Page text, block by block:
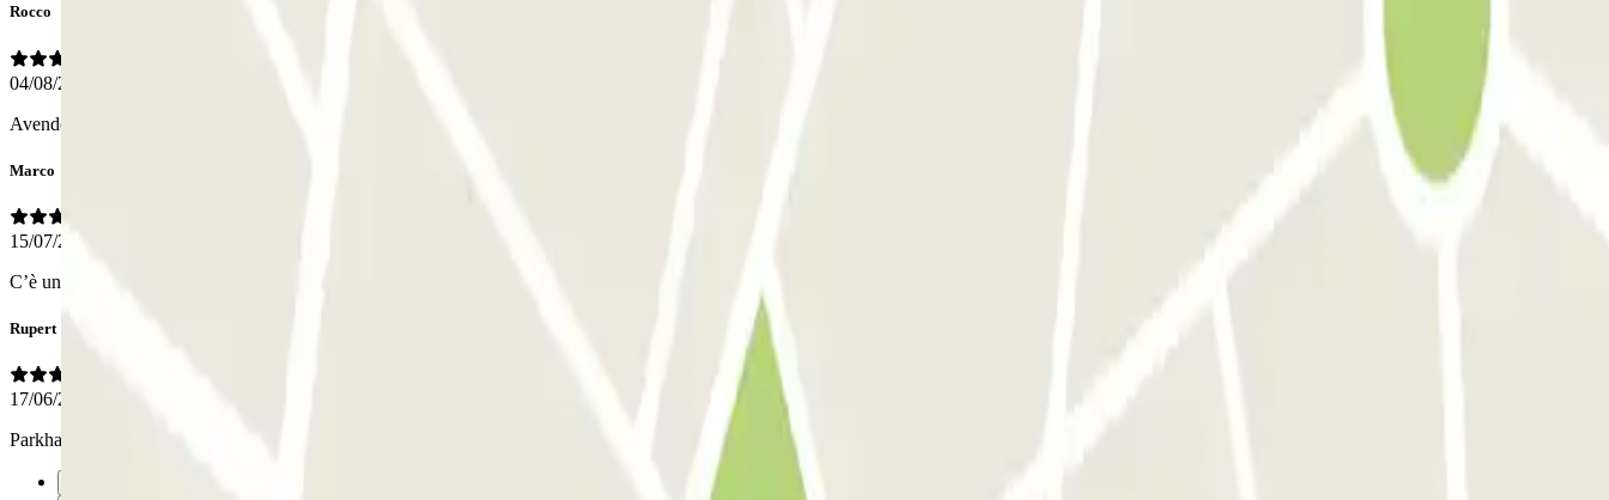
Rocco
04/08/2025
Avendo già pagato on Line, non avrei dovuto ritirare lo scontrino all’entrata e poi all’uscita dover dimostrare che avevo già pagato, senza l’aiuto di un gentile assistente non ci sarei riuscito.
Marco
15/07/2025
C’è un parcheggio vicino che porta il nome di Porta Capuna, il che confonde visto che la vostra entrata dice “Piazza San Francesco”. Inizialmente ero finito nel parcheggio sbagliato
Rupert
17/06/2025
Parkhaus ist als „San Francesco“ bezeichnet bin daher einmal vorbeigefahren